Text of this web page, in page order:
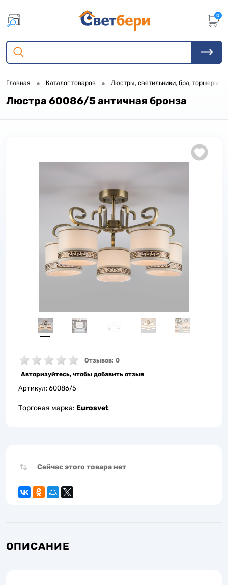
0
Главная • Каталог товаров • Люстры, светильники, бра, торшеры
Люстра 60086/5 античная бронза
Отзывов: 0
Авторизуйтесь, чтобы добавить отзыв
Артикул: 60086/5
Торговая марка: Eurosvet
Сейчас этого товара нет
ОПИСАНИЕ